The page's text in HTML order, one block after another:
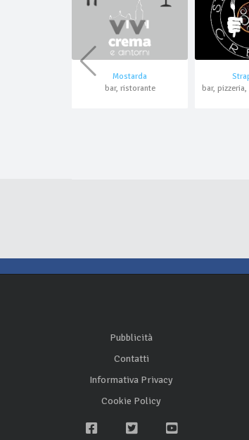
Mostarda
bar, ristorante
Pubblicità
Contatti
Informativa Privacy
Cookie Policy